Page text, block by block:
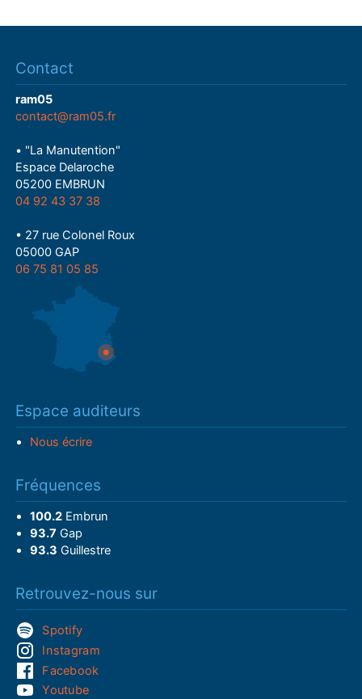
Contact
ram05
contact@ram05.fr
• "La Manutention"
Espace Delaroche
05200 EMBRUN
04 92 43 37 38
• 27 rue Colonel Roux
05000 GAP
06 75 81 05 85
Espace auditeurs
Nous écrire
Fréquences
100.2Embrun
93.7 Gap
93.3 Guillestre
Retrouvez-nous sur
Spotify
Instagram
Facebook
Youtube